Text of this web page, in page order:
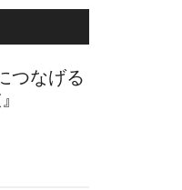
つなげる